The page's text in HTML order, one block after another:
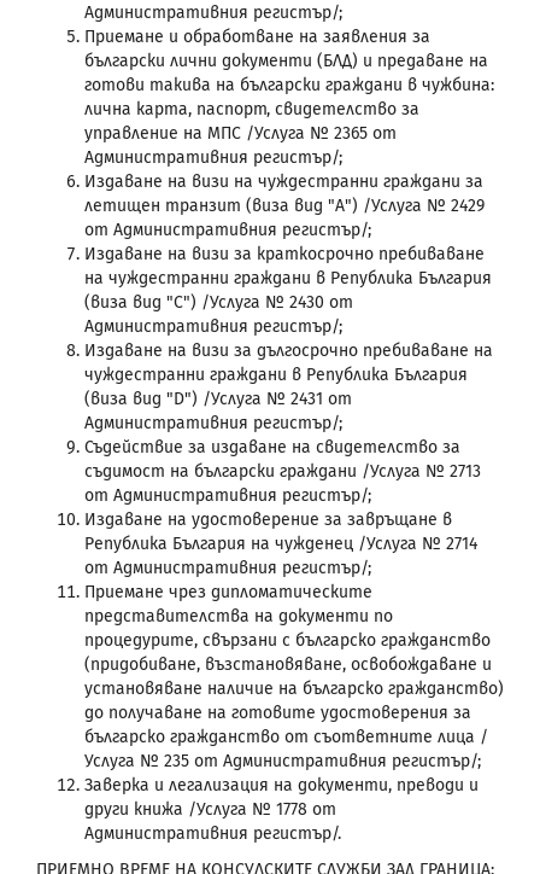
Административния регистър/;
Приемане и обработване на заявления за
български лични документи (БЛД) и предаване на
готови такива на български граждани в чужбина:
лична карта, паспорт, свидетелство за
управление на МПС /Услуга № 2365 от
Административния регистър/;
Издаване на визи на чуждестранни граждани за
летищен транзит (виза вид "А") /Услуга № 2429
от Административния регистър/;
Издаване на визи за краткосрочно пребиваване
на чуждестранни граждани в Република България
(виза вид "C") /Услуга № 2430 от
Административния регистър/;
Издаване на визи за дългосрочно пребиваване на
чуждестранни граждани в Република България
(виза вид "D") /Услуга № 2431 от
Административния регистър/;
Съдействие за издаване на свидетелство за
съдимост на български граждани /Услуга № 2713
от Административния регистър/;
Издаване на удостоверение за завръщане в
Република България на чужденец /Услуга № 2714
от Административния регистър/;
Приемане чрез дипломатическите
представителства на документи по
процедурите, свързани с българско гражданство
(придобиване, възстановяване, освобождаване и
установяване наличие на българско гражданство)
до получаване на готовите удостоверения за
българско гражданство от съответните лица /
Услуга № 235 от Административния регистър/;
Заверка и легализация на документи, преводи и
други книжа /Услуга № 1778 от
Административния регистър/.
ПРИЕМНО ВРЕМЕ НА КОНСУЛСКИТЕ СЛУЖБИ ЗАД ГРАНИЦА: